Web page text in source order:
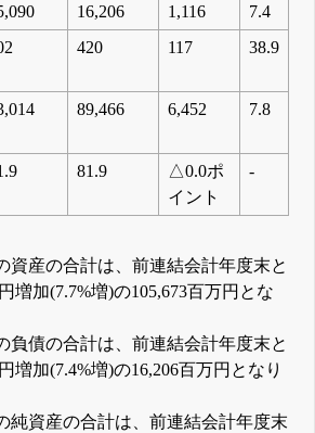
16,206 1,116
7.4
420 117 38.9
89,466 6,452 7.8
81.9
△0.0ポ
イント
-
資産の合計は、前連結会計年度末と
増加(7.7%増)の105,673百万円とな
負債の合計は、前連結会計年度末と
増加(7.4%増)の16,206百万円となり
純資産の合計は、前連結会計年度末